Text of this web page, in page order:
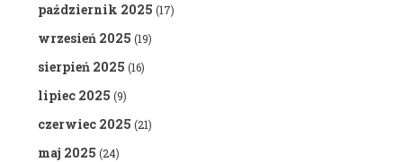
październik 2025 (17)
wrzesień 2025 (19)
sierpień 2025 (16)
lipiec 2025 (9)
czerwiec 2025 (21)
maj 2025 (24)